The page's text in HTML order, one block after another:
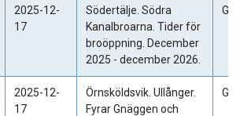
2025-12-
17
Södertälje. Södra
Kanalbroarna. Tider för
broöppning. December
2025 - december 2026.
2025-12-
17
Örnsköldsvik. Ullånger.
Fyrar Gnäggen och